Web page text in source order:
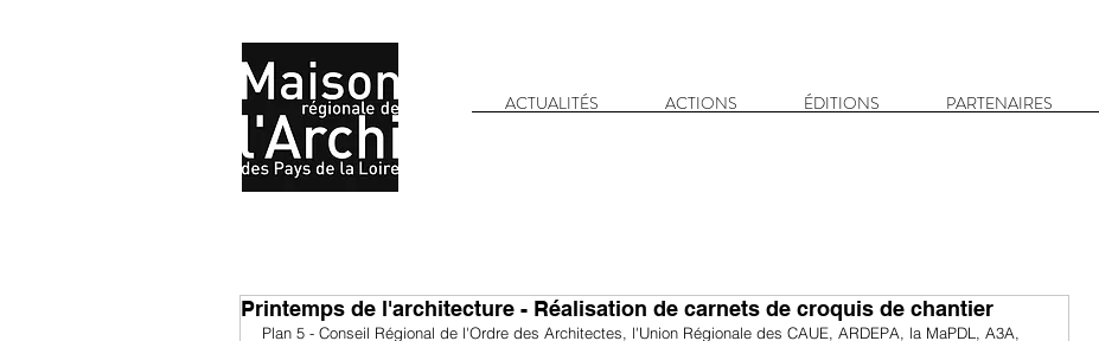
ACTUALITÉS ACTIONS ÉDITIONS PARTENAIRES
Printemps de l'architecture - Réalisation de carnets de croquis de chantier
Plan 5 - Conseil Régional de l'Ordre des Architectes, l'Union Régionale des CAUE, ARDEPA, la MaPDL, A3A,